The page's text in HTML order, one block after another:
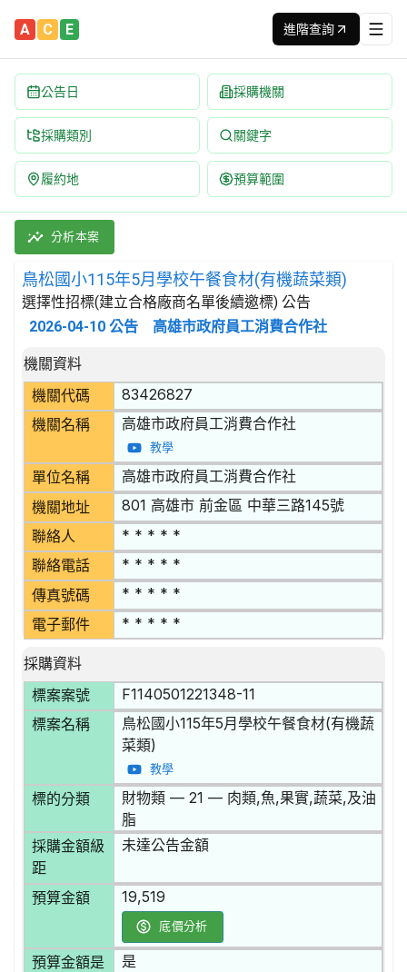
A C E 進階查詢
公告日 採購機關
採購類別 關鍵字
履約地 預算範圍
鳥松國小115年5月學校午餐食材(有機蔬菜類) 招標公告 | 案
採購類別：財物類 肉類,魚,果實,蔬菜,及油脂 | 招標方式：
分析本案
鳥松國小115年5月學校午餐食材(有機蔬菜類)
選擇性招標(建立合格廠商名單後續邀標) 公告
2026-04-10 公告 高雄市政府員工消費合作社
招標公告詳細內容
機關資料
機關代碼
83426827
機關名稱 高雄市政府員工消費合作社
教學
單位名稱 高雄市政府員工消費合作社
機關地址 801 高雄市 前金區 中華三路145號
聯絡人 * * * * *
聯絡電話 * * * * *
傳真號碼 * * * * *
電子郵件 * * * * *
採購資料
標案案號
F1140501221348-11
標案名稱
鳥松國小115年5月學校午餐食材(有機蔬
菜類)
教學
標的分類
財物類 — 21 — 肉類,魚,果實,蔬菜,及油
脂
採購金額級
距
未達公告金額
預算金額 19,519
底價分析
預算金額是
是